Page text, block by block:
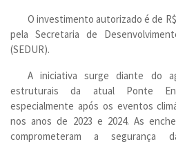
O investimento autorizado é de
pela Secretaria de
(SEDUR).
A iniciativa surge diante do
estruturais da atual Ponte
especialmente após os eventos
nos anos de 2023 e 2024. As
comprometeram a segurança